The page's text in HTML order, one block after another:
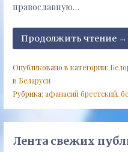
православную…
Продолжить чтение →
Опубликовано в категории:
в Беларуси
Рубрика: афанасий брестский,
Лента свежих